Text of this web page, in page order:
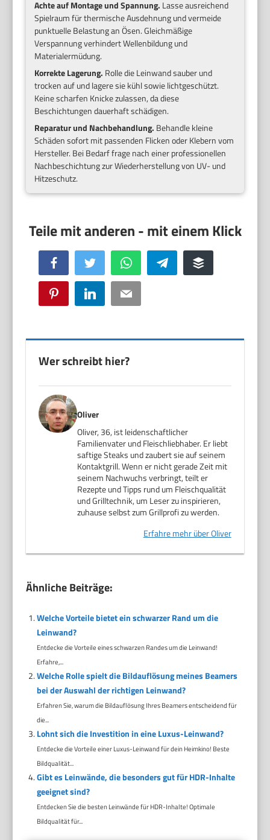
Achte auf Montage und Spannung. Lasse ausreichend
Spielraum für thermische Ausdehnung und vermeide
punktuelle Belastung an Ösen. Gleichmäßige
Verspannung verhindert Wellenbildung und
Materialermüdung.
Korrekte Lagerung. Rolle die Leinwand sauber und
trocken auf und lagere sie kühl sowie lichtgeschützt.
Keine scharfen Knicke zulassen, da diese
Beschichtungen dauerhaft schädigen.
Reparatur und Nachbehandlung. Behandle kleine
Schäden sofort mit passenden Flicken oder Klebern vom
Hersteller. Bei Bedarf frage nach einer professionellen
Nachbeschichtung zur Wiederherstellung von UV- und
Hitzeschutz.
Facebook Twitter WhatsApp Telegram Buffer
Pinterest LinkedIn Email
Wer schreibt hier?
Oliver
Oliver, 36, ist leidenschaftlicher
Familienvater und Fleischliebhaber. Er liebt
saftige Steaks und zaubert sie auf seinem
Kontaktgrill. Wenn er nicht gerade Zeit mit
seinem Nachwuchs verbringt, teilt er
Rezepte und Tipps rund um Fleischqualität
und Grilltechnik, um Leser zu inspirieren,
zuhause selbst zum Grillprofi zu werden.
Erfahre mehr über Oliver
Ähnliche Beiträge:
Welche Vorteile bietet ein schwarzer Rand um die
Leinwand?
Entdecke die Vorteile eines schwarzen Randes um die Leinwand!
Erfahre,...
Welche Rolle spielt die Bildauflösung meines Beamers
bei der Auswahl der richtigen Leinwand?
Erfahren Sie, warum die Bildauflösung Ihres Beamers entscheidend für
die...
Lohnt sich die Investition in eine Luxus-Leinwand?
Entdecke die Vorteile einer Luxus-Leinwand für dein Heimkino! Beste
Bildqualität...
Gibt es Leinwände, die besonders gut für HDR-Inhalte
geeignet sind?
Entdecken Sie die besten Leinwände für HDR-Inhalte! Optimale
Bildqualität für...